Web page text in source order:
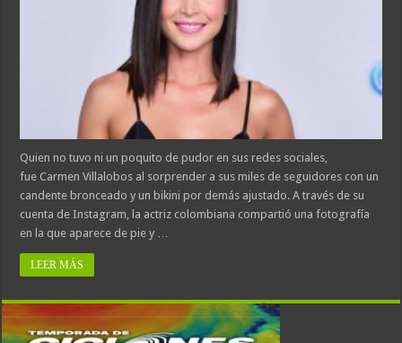
Quien no tuvo ni un poquito de pudor en sus redes sociales,
fue Carmen Villalobos al sorprender a sus miles de seguidores con un
candente bronceado y un bikini por demás ajustado. A través de su
cuenta de Instagram, la actriz colombiana compartió una fotografía
en la que aparece de pie y …
LEER MÁS